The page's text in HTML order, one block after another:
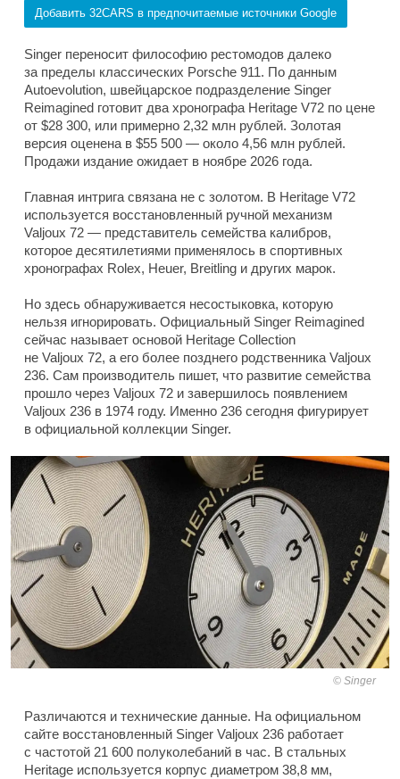
Добавить 32CARS в предпочитаемые источники Google
Singer переносит философию рестомодов далеко
за пределы классических Porsche 911. По данным
Autoevolution, швейцарское подразделение Singer
Reimagined готовит два хронографа Heritage V72 по цене
от $28 300, или примерно 2,32 млн рублей. Золотая
версия оценена в $55 500 — около 4,56 млн рублей.
Продажи издание ожидает в ноябре 2026 года.
Главная интрига связана не с золотом. В Heritage V72
используется восстановленный ручной механизм
Valjoux 72 — представитель семейства калибров,
которое десятилетиями применялось в спортивных
хронографах Rolex, Heuer, Breitling и других марок.
Но здесь обнаруживается несостыковка, которую
нельзя игнорировать. Официальный Singer Reimagined
сейчас называет основой Heritage Collection
не Valjoux 72, а его более позднего родственника Valjoux
236. Сам производитель пишет, что развитие семейства
прошло через Valjoux 72 и завершилось появлением
Valjoux 236 в 1974 году. Именно 236 сегодня фигурирует
в официальной коллекции Singer.
Singer
Различаются и технические данные. На официальном
сайте восстановленный Singer Valjoux 236 работает
с частотой 21 600 полуколебаний в час. В стальных
Heritage используется корпус диаметром 38,8 мм,